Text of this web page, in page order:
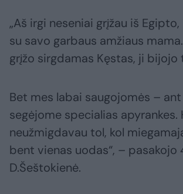
„Aš irgi neseniai grįžau iš
su savo garbaus amžiaus
grįžo sirgdamas Kęstas, ji bijojo
Bet mes labai saugojomės –
segėjome specialias apyrankes.
neužmigdavau tol, kol
bent vienas uodas“, – pasakojo
D.Šeštokienė.